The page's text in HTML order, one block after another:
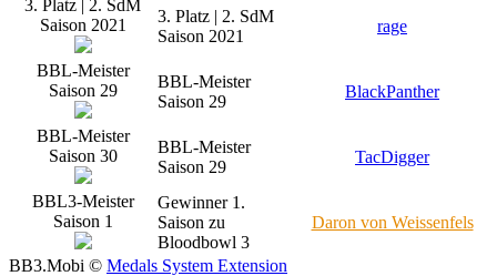
3. Platz | 2. SdM
Saison 2021
3. Platz | 2. SdM
Saison 2021
rage
BBL-Meister
Saison 29
BBL-Meister
Saison 29
BlackPanther
BBL-Meister
Saison 30
BBL-Meister
Saison 29
TacDigger
BBL3-Meister
Saison 1
Gewinner 1.
Saison zu
Bloodbowl 3
Daron von Weissenfels
BB3.Mobi © Medals System Extension